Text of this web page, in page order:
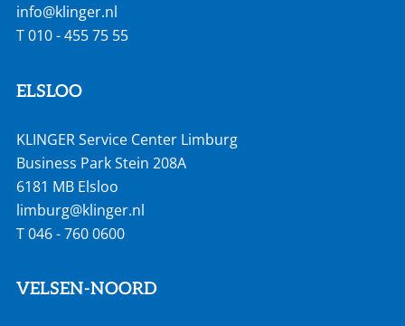
info@klinger.nl
T010 - 455 75 55
ELSLOO
KLINGER Service Center Limburg
Business Park Stein 208A
6181 MB Elsloo
limburg@klinger.nl
T046 - 760 0600
VELSEN-NOORD